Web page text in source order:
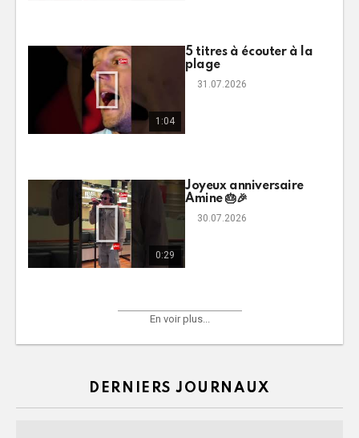
1:04
5 titres à écouter à la
plage
31.07.2026
0:29
Joyeux anniversaire
Amine 🎂🎉
30.07.2026
En voir plus...
DERNIERS JOURNAUX